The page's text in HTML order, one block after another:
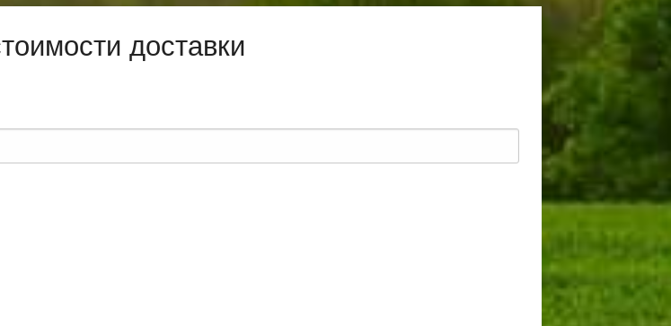
доставки